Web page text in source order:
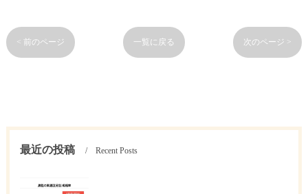
< 前のページ 一覧に戻る 次のページ >
最近の投稿 Recent Posts